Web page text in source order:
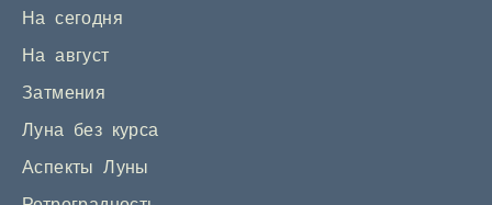
На сегодня
На август
Затмения
Луна без курса
Аспекты Луны